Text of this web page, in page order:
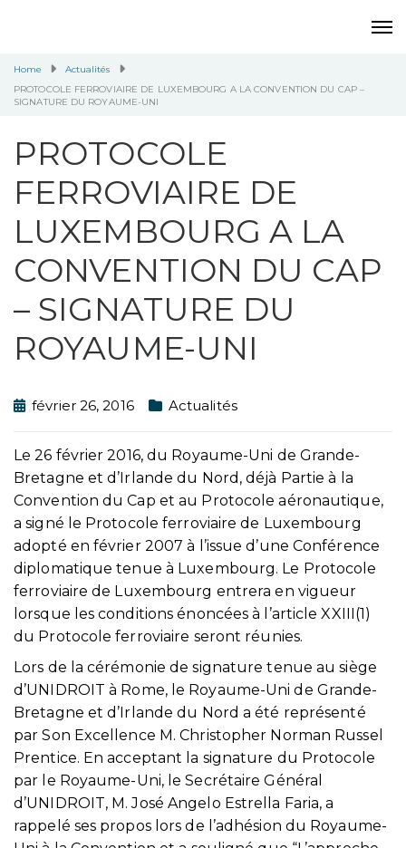
Home
Actualités
PROTOCOLE FERROVIAIRE DE LUXEMBOURG A LA CONVENTION DU CAP –
SIGNATURE DU ROYAUME-UNI
PROTOCOLE
FERROVIAIRE DE
LUXEMBOURG A LA
CONVENTION DU CAP
– SIGNATURE DU
ROYAUME-UNI
février 26, 2016 Actualités
Le 26 février 2016, du Royaume-Uni de Grande-
Bretagne et d’Irlande du Nord, déjà Partie à la
Convention du Cap et au Protocole aéronautique,
a signé le Protocole ferroviaire de Luxembourg
adopté en février 2007 à l’issue d’une Conférence
diplomatique tenue à Luxembourg. Le Protocole
ferroviaire de Luxembourg entrera en vigueur
lorsque les conditions énoncées à l’article XXIII(1)
du Protocole ferroviaire seront réunies.
Lors de la cérémonie de signature tenue au siège
d’UNIDROIT à Rome, le Royaume-Uni de Grande-
Bretagne et d’Irlande du Nord a été représenté
par Son Excellence M. Christopher Norman Russel
Prentice. En acceptant la signature du Protocole
par le Royaume-Uni, le Secrétaire Général
d’UNIDROIT, M. José Angelo Estrella Faria, a
rappelé ses propos lors de l’adhésion du Royaume-